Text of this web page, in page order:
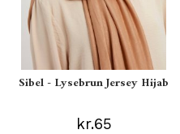
Sibel - Lysebrun Jersey Hijab
kr.65